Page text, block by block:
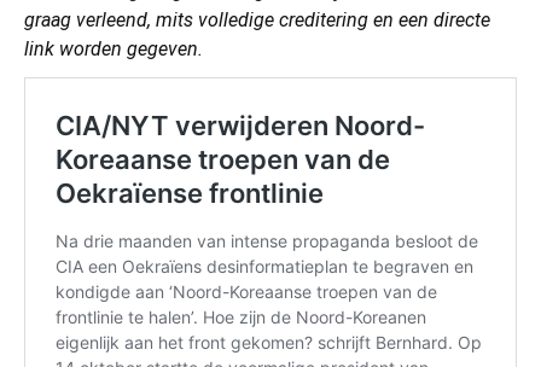
graag verleend, mits volledige creditering en een directe
link worden gegeven.